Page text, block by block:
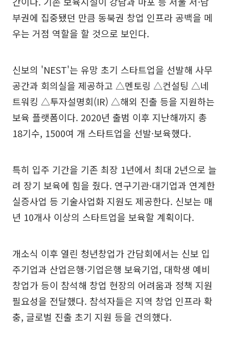
부권에 집중됐던 만큼 동북권 창업 인프라 공백을 메
우는 거점 역할을 할 것으로 보인다.
신보의 'NEST'는 유망 초기 스타트업을 선발해 사무
공간과 회의실을 제공하고 △멘토링 △컨설팅 △네
트워킹 △투자설명회(IR) △해외 진출 등을 지원하는
보육 플랫폼이다. 2020년 출범 이후 지난해까지 총
18기수, 1500여 개 스타트업을 선발·보육했다.
특히 입주 기간을 기존 최장 1년에서 최대 2년으로 늘
려 장기 보육에 힘을 줬다. 연구기관·대기업과 연계한
실증사업 등 기술사업화 지원도 제공한다. 신보는 매
년 10개사 이상의 스타트업을 보육할 계획이다.
개소식 이후 열린 청년창업가 간담회에서는 신보 입
주기업과 산업은행·기업은행 보육기업, 대학생 예비
창업가 등이 참석해 창업 현장의 어려움과 정책 지원
필요성을 전달했다. 참석자들은 지역 창업 인프라 확
충, 글로벌 진출 초기 지원 등을 건의했다.